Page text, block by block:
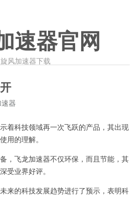
速器官网
旋风加速器下载
器
科技领域再一次飞跃的产品，其出现
用的理解。
飞龙加速器不仅环保，而且节能，其
受业界好评。
的科技发展趋势进行了预示，表明科